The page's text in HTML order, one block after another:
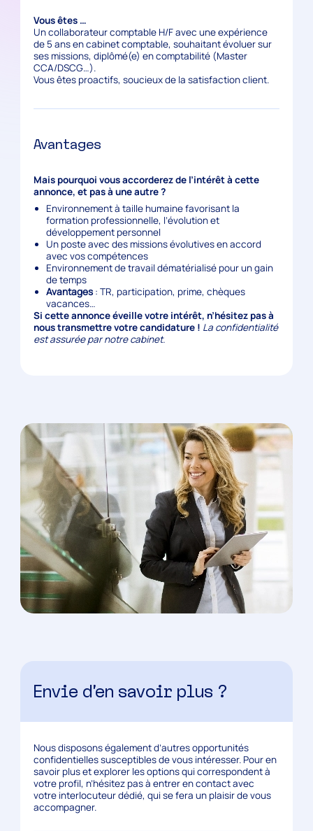
Vous êtes …
Un collaborateur comptable H/F avec une expérience
de 5 ans en cabinet comptable, souhaitant évoluer sur
ses missions, diplômé(e) en comptabilité (Master
CCA/DSCG…).
Vous êtes proactifs, soucieux de la satisfaction client.
Avantages
Mais pourquoi vous accorderez de l’intérêt à cette
annonce, et pas à une autre ?
Environnement à taille humaine favorisant la
formation professionnelle, l’évolution et
développement personnel
Un poste avec des missions évolutives en accord
avec vos compétences
Environnement de travail dématérialisé pour un gain
de temps
Avantages : TR, participation, prime, chèques
vacances…
Si cette annonce éveille votre intérêt, n’hésitez pas à
nous transmettre votre candidature ! La confidentialité
est assurée par notre cabinet.
Envie d’en savoir plus ?
Nous disposons également d’autres opportunités
confidentielles susceptibles de vous intéresser. Pour en
savoir plus et explorer les options qui correspondent à
votre profil, n’hésitez pas à entrer en contact avec
votre interlocuteur dédié, qui se fera un plaisir de vous
accompagner.